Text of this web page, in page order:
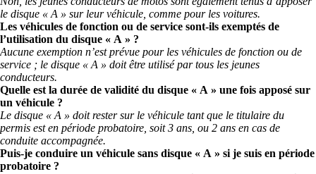
le disque « A » sur leur véhicule, comme pour les voitures.
Les véhicules de fonction ou de service sont-ils exemptés de
l’utilisation du disque « A » ?
Aucune exemption n’est prévue pour les véhicules de fonction ou de
service ; le disque « A » doit être utilisé par tous les jeunes
conducteurs.
Quelle est la durée de validité du disque « A » une fois apposé sur
un véhicule ?
Le disque « A » doit rester sur le véhicule tant que le titulaire du
permis est en période probatoire, soit 3 ans, ou 2 ans en cas de
conduite accompagnée.
Puis-je conduire un véhicule sans disque « A » si je suis en période
probatoire ?